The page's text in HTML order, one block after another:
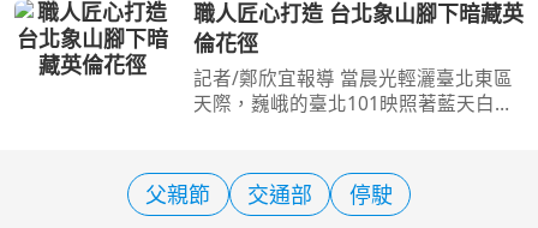
B2B交流活動，縣府整合日月潭力麗溫
德姆酒店、力麗哲園-日
職人匠心打造 台北象山腳下暗藏英
倫花徑
記者/鄭欣宜報導 當晨光輕灑臺北東區
天際，巍峨的臺北101映照著藍天白
捷運象山站沿著信義路5段南側人行空
間步行至松德路，綿延百公
父親節 交通部 停駛